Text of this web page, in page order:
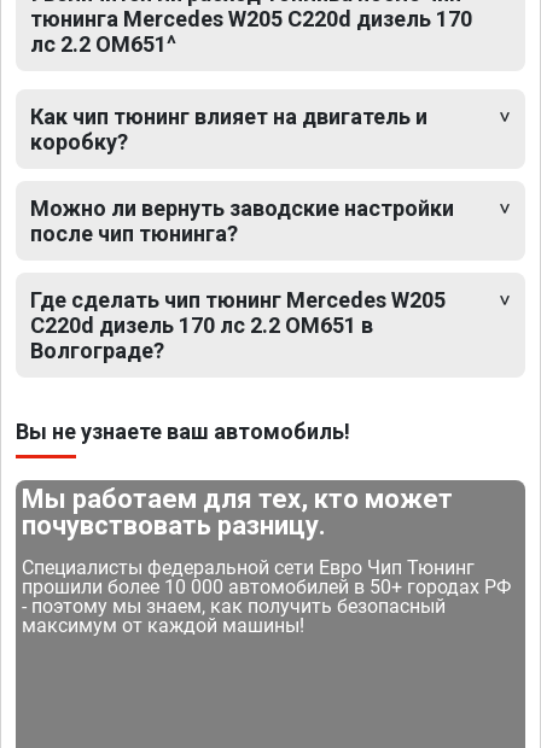
тюнинга Mercedes W205 C220d дизель 170
лс 2.2 OM651^
Как чип тюнинг влияет на двигатель и
коробку?
Можно ли вернуть заводские настройки
после чип тюнинга?
Где сделать чип тюнинг Mercedes W205
C220d дизель 170 лс 2.2 OM651 в
Волгограде?
Вы не узнаете ваш автомобиль!
Мы работаем для тех, кто может
почувствовать разницу.
Специалисты федеральной сети Евро Чип Тюнинг
прошили более 10 000 автомобилей в 50+ городах РФ
- поэтому мы знаем, как получить безопасный
максимум от каждой машины!